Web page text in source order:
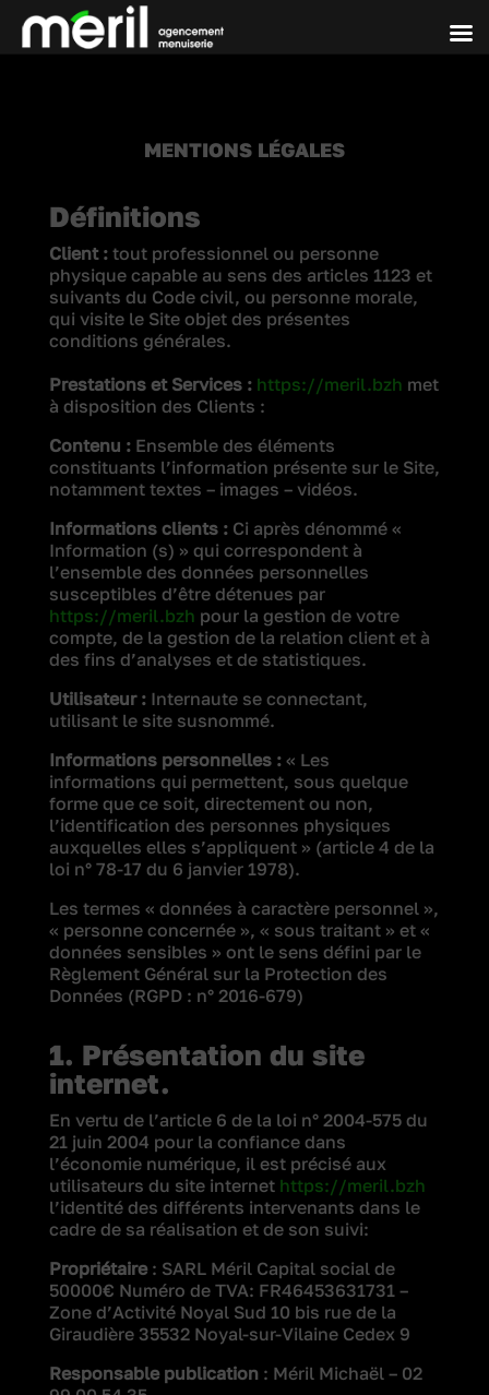
MENTIONS LÉGALES
Définitions
Client :tout professionnel ou personne
physique capable au sens des articles 1123 et
suivants du Code civil, ou personne morale,
qui visite le Site objet des présentes
conditions générales.
Prestations et Services : https://meril.bzh met
à disposition des Clients :
Contenu :Ensemble des éléments
constituants l’information présente sur le Site,
notamment textes – images – vidéos.
Informations clients :Ci après dénommé «
Information (s) » qui correspondent à
l’ensemble des données personnelles
susceptibles d’être détenues par
https://meril.bzh pour la gestion de votre
compte, de la gestion de la relation client et à
des fins d’analyses et de statistiques.
Utilisateur :Internaute se connectant,
utilisant le site susnommé.
Informations personnelles :« Les
informations qui permettent, sous quelque
forme que ce soit, directement ou non,
l’identification des personnes physiques
auxquelles elles s’appliquent » (article 4 de la
loi n° 78-17 du 6 janvier 1978).
Les termes « données à caractère personnel »,
« personne concernée », « sous traitant » et «
données sensibles » ont le sens défini par le
Règlement Général sur la Protection des
Données (RGPD : n° 2016-679)
1. Présentation du site
internet.
En vertu de l’article 6 de la loi n° 2004-575 du
21 juin 2004 pour la confiance dans
l’économie numérique, il est précisé aux
utilisateurs du site internet https://meril.bzh
l’identité des différents intervenants dans le
cadre de sa réalisation et de son suivi:
Propriétaire: SARL Méril Capital social de
50000€ Numéro de TVA: FR46453631731 –
Zone d’Activité Noyal Sud 10 bis rue de la
Giraudière 35532 Noyal-sur-Vilaine Cedex 9
Responsable publication : Méril Michaël – 02